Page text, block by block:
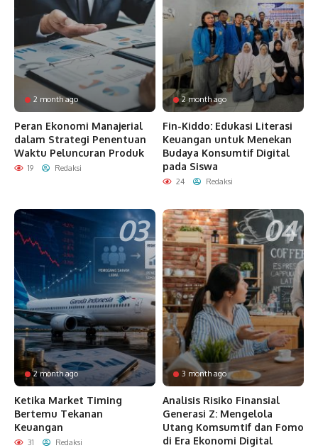
2 month ago
Peran Ekonomi Manajerial
dalam Strategi Penentuan
Waktu Peluncuran Produk
19 Redaksi
2 month ago
Fin-Kiddo: Edukasi Literasi
Keuangan untuk Menekan
Budaya Konsumtif Digital
pada Siswa
24 Redaksi
2 month ago
Ketika Market Timing
Bertemu Tekanan
Keuangan
31 Redaksi
3 month ago
Analisis Risiko Finansial
Generasi Z: Mengelola
Utang Komsumtif dan Fomo
di Era Ekonomi Digital